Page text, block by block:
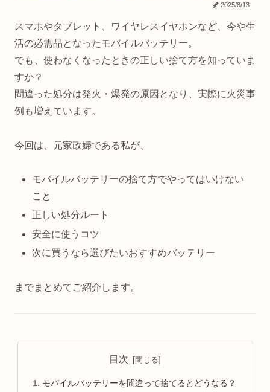
2025/8/13
スマホやタブレット、ワイヤレスイヤホンなど、今や生
活の必需品となったモバイルバッテリー。
でも、使わなくなったときの正しい捨て方を知っていま
すか？
間違った処分は発火・爆発の原因となり、実際に火災事
例も増えています。
今回は、元家政婦である私が、
モバイルバッテリーの捨て方でやってはいけない
こと
正しい処分ルート
安全に使うコツ
次に買うなら選びたいおすすめバッテリー
までまとめてご紹介します。
目次
モバイルバッテリーを間違って捨てるとどうなる？